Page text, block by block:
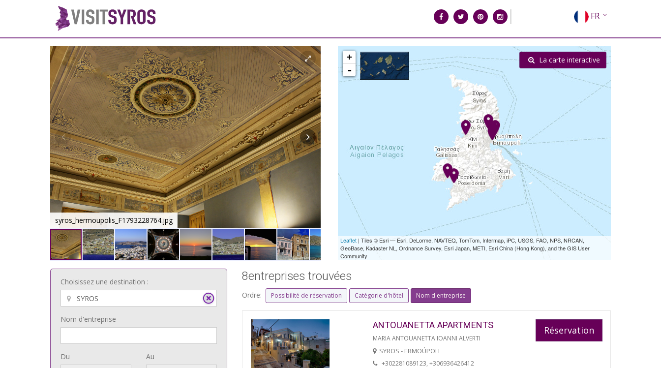
FR
EN
EL
RU
syros_hermoupolis_F1793228764.jpg syros_vaporia_F268133321.jpg
+
-
Leaflet | Tiles © Esri — Esri, DeLorme, NAVTEQ, TomTom, Intermap, iPC, USGS, FAO, NPS, NRCAN,
GeoBase, Kadaster NL, Ordnance Survey, Esri Japan, METI, Esri China (Hong Kong), and the GIS User
Community
La carte interactive
Choisissez une destination :
Nom d'entreprise
Du Au
8entreprises trouvées
Ordre: Possibilité de réservation Catégorie d'hôtel Nom d'entreprise
ANTOUANETTA APARTMENTS
MARIA ANTOUANETTA IOANNI ALVERTI
SYROS - ERMOÚPOLI
+302281089123, +306936426412
Réservation